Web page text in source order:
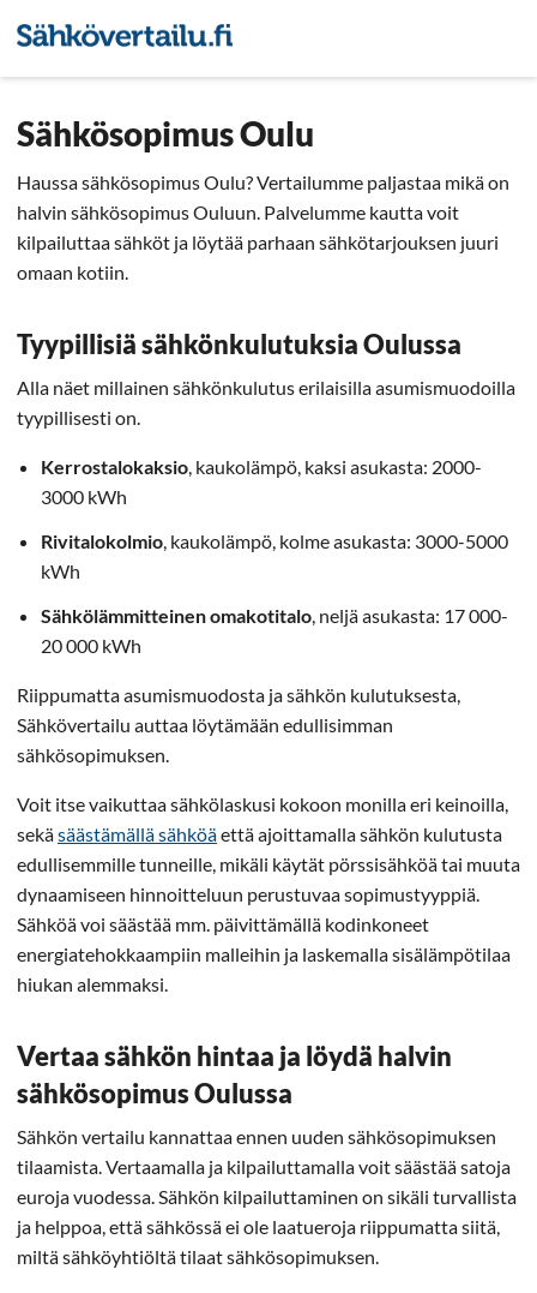
Sähkösopimus Oulu
Haussa sähkösopimus Oulu? Vertailumme paljastaa mikä on
halvin sähkösopimus Ouluun. Palvelumme kautta voit
kilpailuttaa sähköt ja löytää parhaan sähkötarjouksen juuri
omaan kotiin.
Tyypillisiä sähkönkulutuksia Oulussa
Alla näet millainen sähkönkulutus erilaisilla asumismuodoilla
tyypillisesti on.
Kerrostalokaksio, kaukolämpö, kaksi asukasta: 2000-
3000 kWh
Rivitalokolmio, kaukolämpö, kolme asukasta: 3000-5000
kWh
Sähkölämmitteinen omakotitalo, neljä asukasta: 17 000-
20 000 kWh
Riippumatta asumismuodosta ja sähkön kulutuksesta,
Sähkövertailu auttaa löytämään edullisimman
sähkösopimuksen.
Voit itse vaikuttaa sähkölaskusi kokoon monilla eri keinoilla,
sekäsäästämällä sähköäettä ajoittamalla sähkön kulutusta
edullisemmille tunneille, mikäli käytät pörssisähköä tai muuta
dynaamiseen hinnoitteluun perustuvaa sopimustyyppiä.
Sähköä voi säästää mm. päivittämällä kodinkoneet
energiatehokkaampiin malleihin ja laskemalla sisälämpötilaa
hiukan alemmaksi.
Vertaa sähkön hintaa ja löydä halvin
sähkösopimus Oulussa
Sähkön vertailu kannattaa ennen uuden sähkösopimuksen
tilaamista. Vertaamalla ja kilpailuttamalla voit säästää satoja
euroja vuodessa. Sähkön kilpailuttaminen on sikäli turvallista
ja helppoa, että sähkössä ei ole laatueroja riippumatta siitä,
miltä sähköyhtiöltä tilaat sähkösopimuksen.